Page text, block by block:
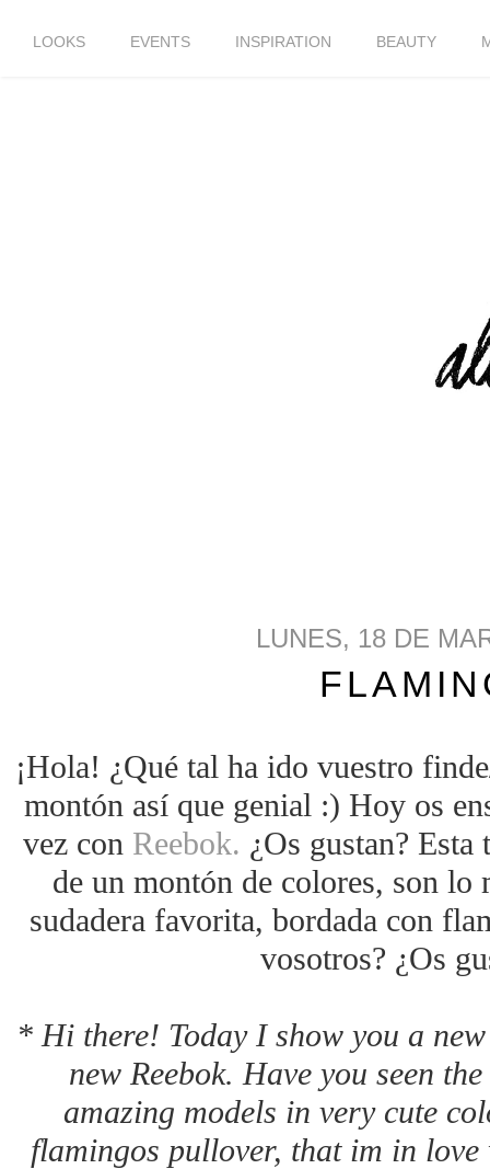
LOOKS EVENTS INSPIRATION BEAUTY
LUNES, 18 DE
¡Hola! ¿Qué tal ha ido vuestro
montón así que genial :) Hoy os
vez con Reebok. ¿Os gustan?
de un montón de colores, son lo
sudadera favorita, bordada con
vosotros? ¿Os
* Hi there! Today I show you a
new Reebok. Have you seen
amazing models in very cute
flamingos pullover, that im in